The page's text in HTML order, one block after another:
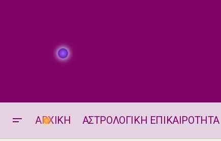
ΑΡΧΙΚΗ ΑΣΤΡΟΛΟΓΙΚΗ ΕΠΙΚΑΙΡΟΤΗΤΑ